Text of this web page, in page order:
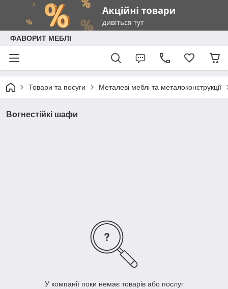
ФАВОРИТ МЕБЛІ
Товари та посуги Металеві меблі та металоконструкції
Вогнестійкі шафи
У компанії поки немає товарів або послуг